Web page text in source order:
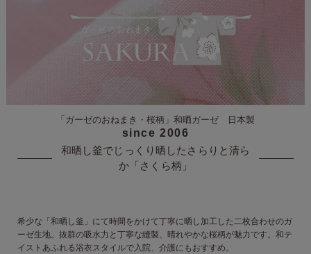
和晒し釜でじっくり晒した さらりと清ら
か「さくら柄」
「ガーゼのおねまき・桜柄」 和晒ガーゼ 日本製
since 2006
希少な「和晒し釜」にて時間をかけて丁寧に晒し加工した二枚合わせのガ
ーゼ生地。抜群の吸水力と丁寧な縫製、晴れやかな桜柄が魅力です。和テ
イストあふれる浴衣スタイルで入院、介護にもおすすめ。